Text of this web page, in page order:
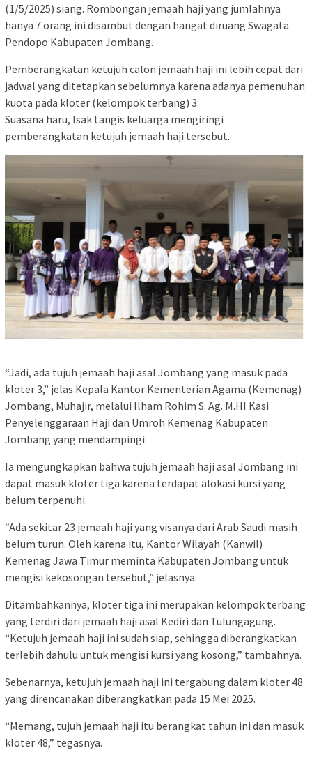
(1/5/2025) siang. Rombongan jemaah haji yang jumlahnya
hanya 7 orang ini disambut dengan hangat diruang Swagata
Pendopo Kabupaten Jombang.
Pemberangkatan ketujuh calon jemaah haji ini lebih cepat dari
jadwal yang ditetapkan sebelumnya karena adanya pemenuhan
kuota pada kloter (kelompok terbang) 3.
Suasana haru, Isak tangis keluarga mengiringi
pemberangkatan ketujuh jemaah haji tersebut.
“Jadi, ada tujuh jemaah haji asal Jombang yang masuk pada
kloter 3,” jelas Kepala Kantor Kementerian Agama (Kemenag)
Jombang, Muhajir, melalui Ilham Rohim S. Ag. M.HI Kasi
Penyelenggaraan Haji dan Umroh Kemenag Kabupaten
Jombang yang mendampingi.
Ia mengungkapkan bahwa tujuh jemaah haji asal Jombang ini
dapat masuk kloter tiga karena terdapat alokasi kursi yang
belum terpenuhi.
“Ada sekitar 23 jemaah haji yang visanya dari Arab Saudi masih
belum turun. Oleh karena itu, Kantor Wilayah (Kanwil)
Kemenag Jawa Timur meminta Kabupaten Jombang untuk
mengisi kekosongan tersebut,” jelasnya.
Ditambahkannya, kloter tiga ini merupakan kelompok terbang
yang terdiri dari jemaah haji asal Kediri dan Tulungagung.
“Ketujuh jemaah haji ini sudah siap, sehingga diberangkatkan
terlebih dahulu untuk mengisi kursi yang kosong,” tambahnya.
Sebenarnya, ketujuh jemaah haji ini tergabung dalam kloter 48
yang direncanakan diberangkatkan pada 15 Mei 2025.
“Memang, tujuh jemaah haji itu berangkat tahun ini dan masuk
kloter 48,” tegasnya.